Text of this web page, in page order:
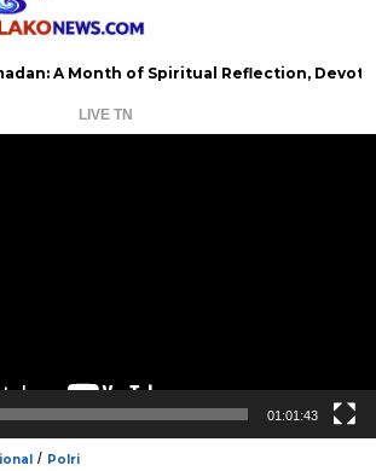
Month of Spiritual Reflection, Devotion, and
LIVE TN
01:01:43
/ Polri